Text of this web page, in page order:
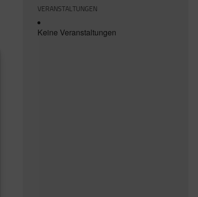
VERANSTALTUNGEN
Keine Veranstaltungen